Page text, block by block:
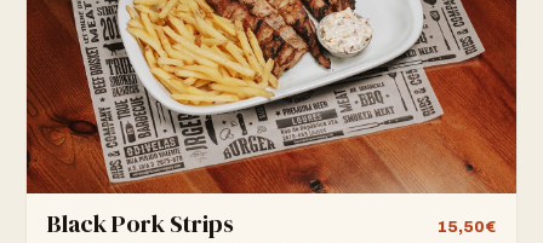
Black Pork Strips
15,50€